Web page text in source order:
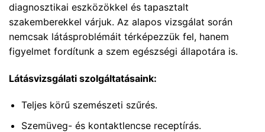
diagnosztikai eszközökkel és tapasztalt
szakemberekkel várjuk. Az alapos vizsgálat során
nemcsak látásproblémáit térképezzük fel, hanem
figyelmet fordítunk a szem egészségi állapotára is.
Látásvizsgálati szolgáltatásaink:
Teljes körű szemészeti szűrés.
Szemüveg- és kontaktlencse receptírás.